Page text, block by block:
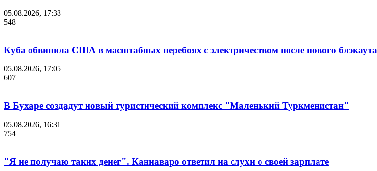
05.08.2026, 17:38
548
Куба обвинила США в масштабных перебоях с электричеством после нового блэкаута
05.08.2026, 17:05
607
В Бухаре создадут новый туристический комплекс "Маленький Туркменистан"
05.08.2026, 16:31
754
"Я не получаю таких денег". Каннаваро ответил на слухи о своей зарплате